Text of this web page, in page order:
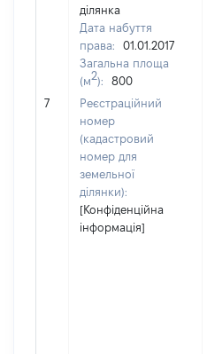
7
ділянка
Дата набуття
права:
01.01.2017
Загальна площа
(м2):
800
Реєстраційний
номер
(кадастровий
номер для
земельної
ділянки):
[Конфіденційна
інформація]